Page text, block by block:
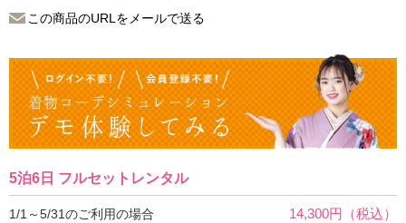
この商品のURLをメールで送る
5泊6日 フルセットレンタル
1/1～5/31のご利用の場合 14,300円（税込）